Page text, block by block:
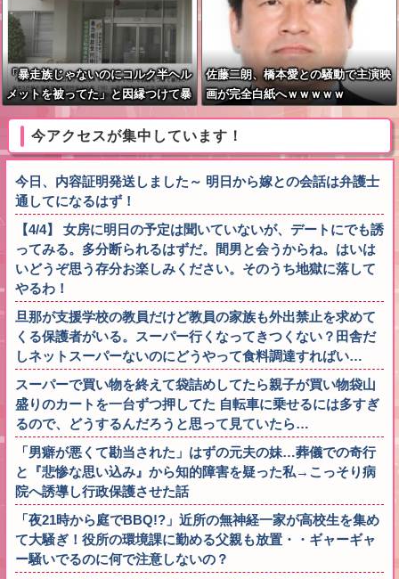
「暴走族じゃないのにコルク半ヘル
メットを被ってた」と因縁つけて暴
行 少年らと父親(37)逮捕
佐藤二朗、橋本愛との騒動で主演映
画が完全白紙へｗｗｗｗｗ
今アクセスが集中しています！
今日、内容証明発送しました～ 明日から嫁との会話は弁護士
通してになるはず！
【4/4】 女房に明日の予定は聞いていないが、デートにでも誘
ってみる。多分断られるはずだ。間男と会うからね。はいは
いどうぞ思う存分お楽しみください。そのうち地獄に落して
やるわ！
旦那が支援学校の教員だけど教員の家族も外出禁止を求めて
くる保護者がいる。スーパー行くなってきつくない？田舎だ
しネットスーパーないのにどうやって食料調達すればい…
スーパーで買い物を終えて袋詰めしてたら親子が買い物袋山
盛りのカートを一台ずつ押してた 自転車に乗せるには多すぎ
るので、どうするんだろうと思って見ていたら…
「男癖が悪くて勘当された」はずの元夫の妹…葬儀での奇行
と『悲惨な思い込み』から知的障害を疑った私→こっそり病
院へ誘導し行政保護させた話
「夜21時から庭でBBQ!?」近所の無神経一家が高校生を集め
て大騒ぎ！役所の環境課に勤める父親も放置・・ギャーギャ
ー騒いでるのに何で注意しないの？